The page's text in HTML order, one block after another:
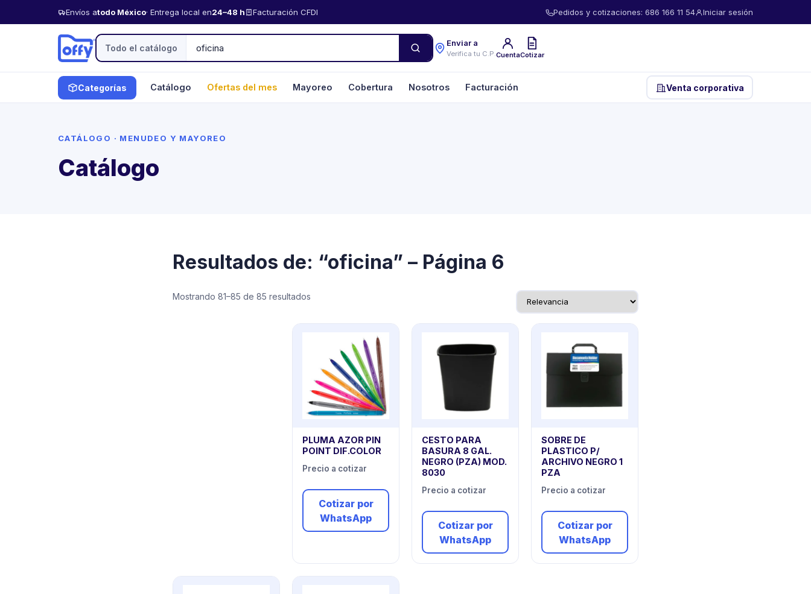
Envíos atodo México· Entrega local en24–48 h Facturación CFDI Pedidos y cotizaciones: 686 166 11 54 Iniciar sesión
Todo el catálogo Enviar a
Verifica tu C.P.CuentaCotizar
Categorías Catálogo Ofertas del mes Mayoreo Cobertura Nosotros Facturación Venta corporativa
CATÁLOGO · MENUDEO Y MAYOREO
Catálogo
Resultados de: “oficina” – Página 6
Mostrando 81–85 de 85 resultados
PLUMA AZOR PIN
POINT DIF.COLOR
Precio a cotizar
Cotizar por
WhatsApp
CESTO PARA
BASURA 8 GAL.
NEGRO (PZA) MOD.
8030
Precio a cotizar
Cotizar por
WhatsApp
SOBRE DE
PLASTICO P/
ARCHIVO NEGRO 1
PZA
Precio a cotizar
Cotizar por
WhatsApp